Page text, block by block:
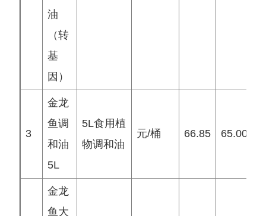
油
（转
基
因）
3
金龙
鱼调
和油
5L
5L食用植
物调和油
元/桶 66.85 65.00
金龙
鱼大